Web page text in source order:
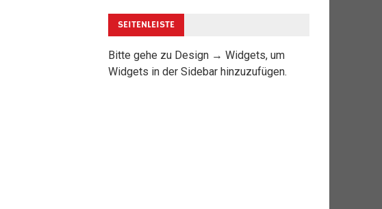
SEITENLEISTE
Bitte gehe zu Design → Widgets, um
Widgets in der Sidebar hinzuzufügen.